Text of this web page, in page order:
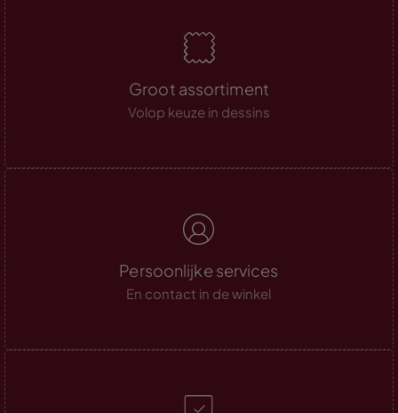
Groot assortiment
Volop keuze in dessins
Persoonlijke services
En contact in de winkel